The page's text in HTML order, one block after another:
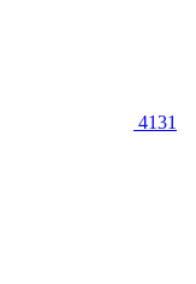
4131